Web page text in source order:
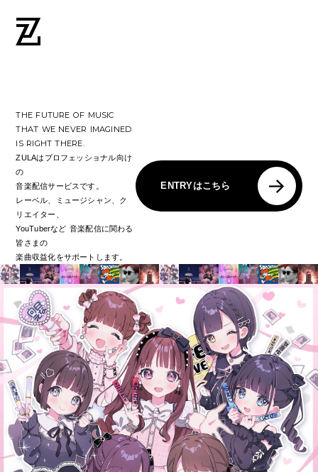
THE FUTURE OF MUSIC
THAT WE NEVER IMAGINED
IS RIGHT THERE.
ZULAはプロフェッショナル向け
の
音楽配信サービスです。
レーベル、ミュージシャン、ク
リエイター、
YouTuberなど 音楽配信に関わる
皆さまの
楽曲収益化をサポートします。
ENTRYはこちら